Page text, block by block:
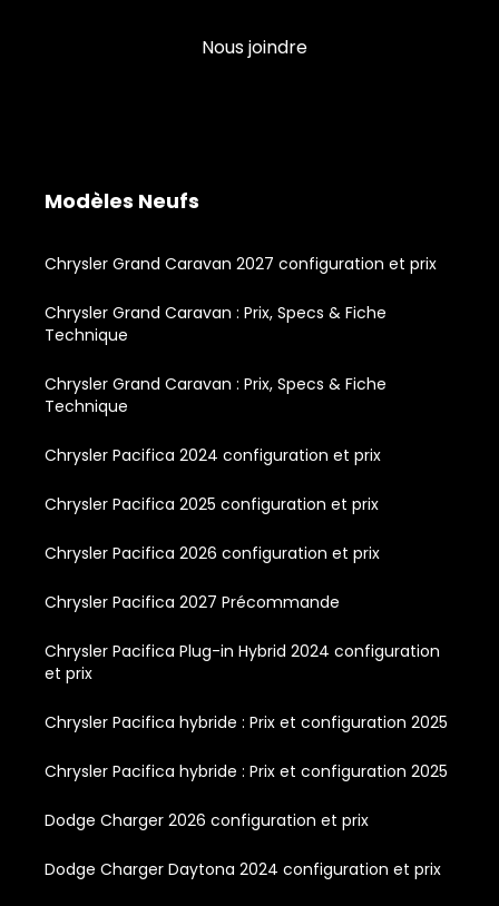
Nous joindre
Modèles Neufs
Chrysler Grand Caravan 2027 configuration et prix
Chrysler Grand Caravan : Prix, Specs & Fiche
Technique
Chrysler Grand Caravan : Prix, Specs & Fiche
Technique
Chrysler Pacifica 2024 configuration et prix
Chrysler Pacifica 2025 configuration et prix
Chrysler Pacifica 2026 configuration et prix
Chrysler Pacifica 2027 Précommande
Chrysler Pacifica Plug-in Hybrid 2024 configuration
et prix
Chrysler Pacifica hybride : Prix et configuration 2025
Chrysler Pacifica hybride : Prix et configuration 2025
Dodge Charger 2026 configuration et prix
Dodge Charger Daytona 2024 configuration et prix